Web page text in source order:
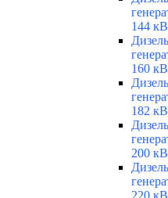
144
160
182
200